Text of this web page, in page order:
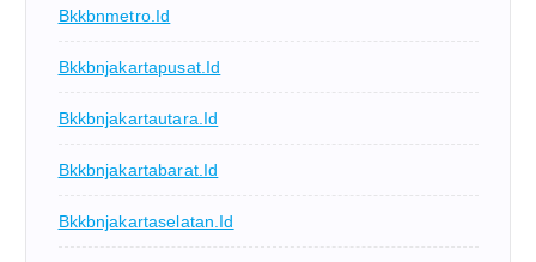
Bkkbnmetro.id
Bkkbnjakartapusat.id
Bkkbnjakartautara.id
Bkkbnjakartabarat.id
Bkkbnjakartaselatan.id